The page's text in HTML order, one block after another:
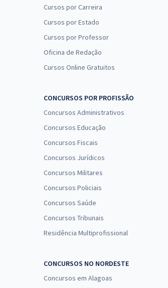
Cursos por Carreira
Cursos por Estado
Cursos por Professor
Oficina de Redação
Cursos Online Gratuitos
CONCURSOS POR PROFISSÃO
Concursos Administrativos
Concursos Educação
Concursos Fiscais
Concursos Jurídicos
Concursos Militares
Concursos Policiais
Concursos Saúde
Concursos Tribunais
Residência Multiprofissional
CONCURSOS NO NORDESTE
Concursos em Alagoas